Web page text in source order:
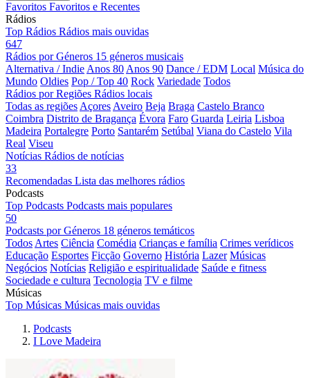
Favoritos Favoritos e Recentes
Rádios
Top Rádios Rádios mais ouvidas
647
Rádios por Géneros 15 géneros musicais
Alternativa / Indie Anos 80 Anos 90 Dance / EDM Local Música do
Mundo Oldies Pop / Top 40 Rock Variedade Todos
Rádios por Regiões Rádios locais
Todas as regiões Açores Aveiro Beja Braga Castelo Branco
Coimbra Distrito de Bragança Évora Faro Guarda Leiria Lisboa
Madeira Portalegre Porto Santarém Setúbal Viana do Castelo Vila
Real Viseu
Notícias Rádios de notícias
33
Recomendadas Lista das melhores rádios
Podcasts
Top Podcasts Podcasts mais populares
50
Podcasts por Géneros 18 géneros temáticos
Todos Artes Ciência Comédia Crianças e família Crimes verídicos
Educação Esportes Ficção Governo História Lazer Músicas
Negócios Notícias Religião e espiritualidade Saúde e fitness
Sociedade e cultura Tecnologia TV e filme
Músicas
Top Músicas Músicas mais ouvidas
Podcasts
I Love Madeira